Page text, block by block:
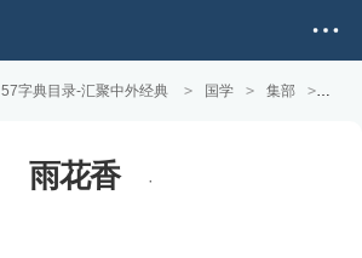
57字典目录-汇聚中外经典 > 国学 > 集部 > 小说
雨花香 ·